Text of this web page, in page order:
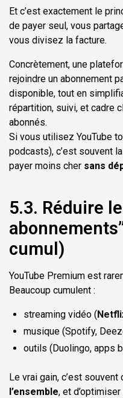
Et c’est exactement le
de payer seul, vous
vous divisez la facture.
Concrètement, une
rejoindre un abonnement
disponible, tout en
répartition, suivi, et cadre
abonnés.
Si vous utilisez YouTube
podcasts), c’est souvent
payer moins cher sans
5.3. Réduire
cumul)
YouTube Premium est
Beaucoup cumulent :
streaming vidéo (
musique (Spotify,
outils (Duolingo, apps
Le vrai gain, c’est souvent
l’ensemble, et